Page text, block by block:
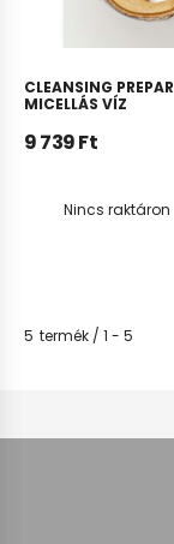
CLEANSING
MICELLÁS VÍZ
9 739Ft
Nincs raktáron
5 termék 1 5